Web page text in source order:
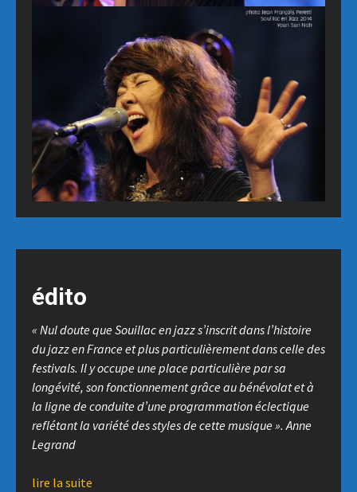
Date
édito
« Nul doute que Souillac en jazz s’inscrit dans l’histoire
du jazz en France et plus particulièrement dans celle des
festivals. Il y occupe une place particulière par sa
longévité, son fonctionnement grâce au bénévolatet à
la ligne de conduite d’une programmation éclectique
reflétant la variété des styles de cette musique ». Anne
Legrand
lire la suite